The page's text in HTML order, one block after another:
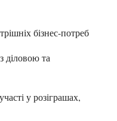
бізнес-потреб
діловою та
у розіграшах,